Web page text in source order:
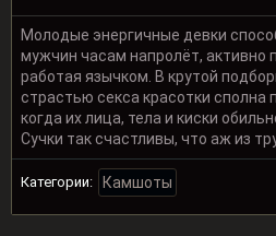
Молодые энергичные девки
мужчин часам напролёт, активно
работая язычком. В крутой
страстью секса красотки сполна
когда их лица, тела и киски
Сучки так счастливы, что аж из
Категории: Камшоты